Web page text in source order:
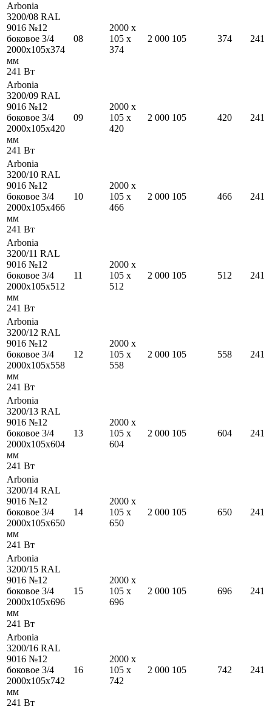
Arbonia
3200/08 RAL
9016 №12
боковое 3/4
2000x105x374
мм
241 Вт
08
2000 x
105 x
374
2 000 105 374 241
Arbonia
3200/09 RAL
9016 №12
боковое 3/4
2000x105x420
мм
241 Вт
09
2000 x
105 x
420
2 000 105 420 241
Arbonia
3200/10 RAL
9016 №12
боковое 3/4
2000x105x466
мм
241 Вт
10
2000 x
105 x
466
2 000 105 466 241
Arbonia
3200/11 RAL
9016 №12
боковое 3/4
2000x105x512
мм
241 Вт
11
2000 x
105 x
512
2 000 105 512 241
Arbonia
3200/12 RAL
9016 №12
боковое 3/4
2000x105x558
мм
241 Вт
12
2000 x
105 x
558
2 000 105 558 241
Arbonia
3200/13 RAL
9016 №12
боковое 3/4
2000x105x604
мм
241 Вт
13
2000 x
105 x
604
2 000 105 604 241
Arbonia
3200/14 RAL
9016 №12
боковое 3/4
2000x105x650
мм
241 Вт
14
2000 x
105 x
650
2 000 105 650 241
Arbonia
3200/15 RAL
9016 №12
боковое 3/4
2000x105x696
мм
241 Вт
15
2000 x
105 x
696
2 000 105 696 241
Arbonia
3200/16 RAL
9016 №12
боковое 3/4
2000x105x742
мм
241 Вт
16
2000 x
105 x
742
2 000 105 742 241